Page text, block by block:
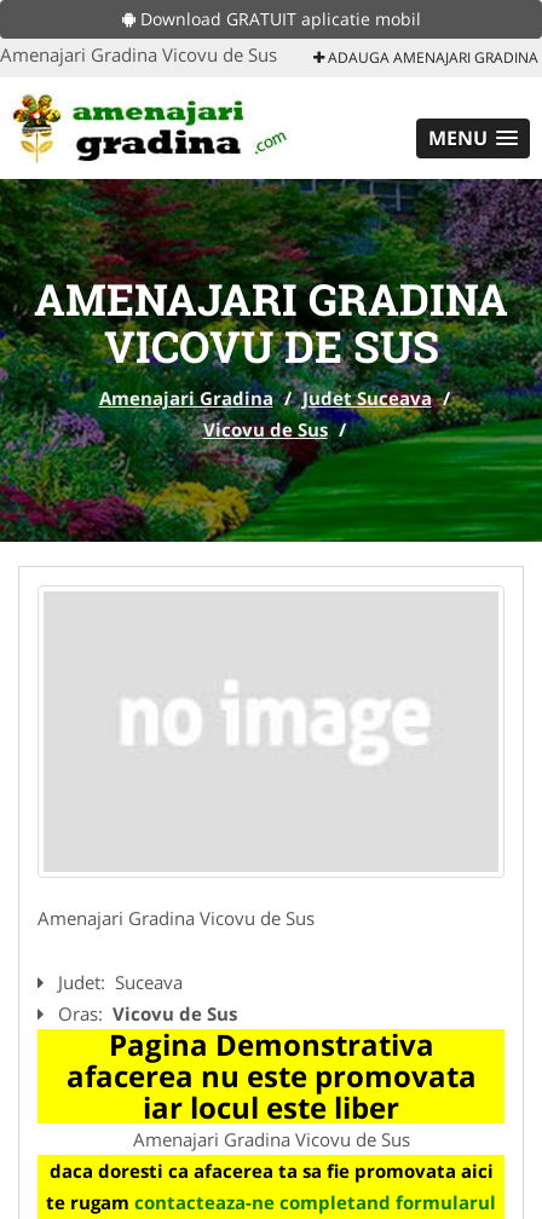
Download GRATUIT aplicatie mobil
Amenajari Gradina Vicovu de Sus ADAUGA AMENAJARI GRADINA
MENU
AMENAJARI GRADINA
VICOVU DE SUS
Amenajari Gradina / Judet Suceava /
Vicovu de Sus /
Amenajari Gradina Vicovu de Sus
Judet: Suceava
Oras: Vicovu de Sus
Pagina Demonstrativa
afacerea nu este promovata
iar locul este liber
Amenajari Gradina Vicovu de Sus
daca doresti ca afacerea ta sa fie promovata aici
te rugam contacteaza-ne completand formularul